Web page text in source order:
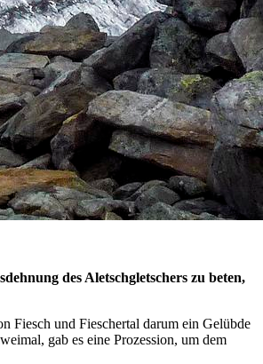
des Aletschgletschers zu beten,
Fiesch und Fieschertal darum ein Gelübde
gab es eine Prozession, um dem